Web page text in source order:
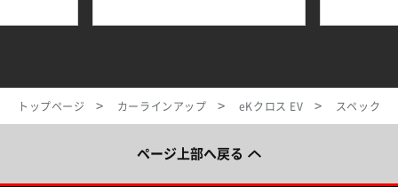
トップページ カーラインアップ eKクロス EV スペック
ページ上部へ戻る